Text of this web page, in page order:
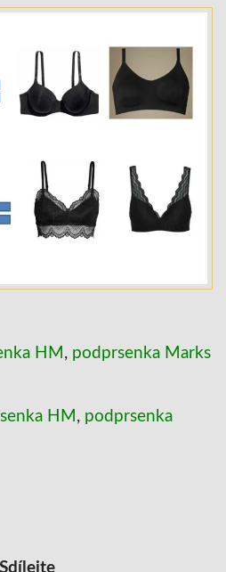
HM , podprsenka Marks
HM , podprsenka
Sdílejte